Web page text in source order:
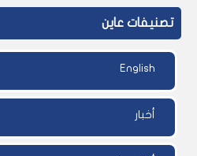
تصنيفات عاين
English
أخبار